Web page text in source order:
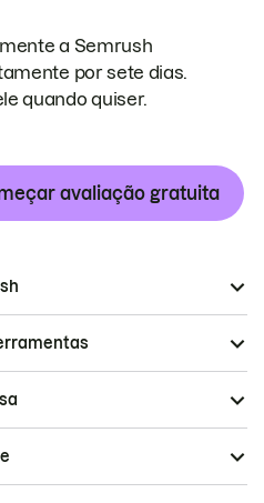
a Semrush
por sete dias.
quando quiser.
avaliação gratuita